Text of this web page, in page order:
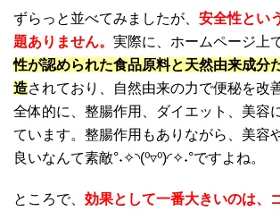
ずらっと並べてみましたが、 安全性とい
題ありません。 実際に、ホームページ上
性が認められた食品原料と天然由来成分
造されており、自然由来の力で便秘を改
全体的に、整腸作用、ダイエット、美容
ています。整腸作用もありながら、美容
良いなんて素敵°˖✧◝(⁰▿⁰)◜✧˖°ですよね。
ところで、 効果として一番大きいのは、